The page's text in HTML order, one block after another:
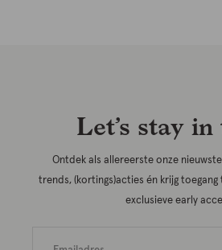
Let’s stay
Ontdek als allereerste onze
trends, (kortings)acties én krijg
exclusieve early